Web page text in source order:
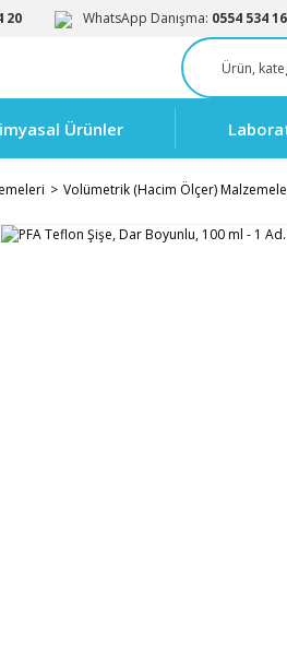
20 WhatsApp Danışma: 0554 534
Ürünler
Volümetrik (Hacim Ölçer)